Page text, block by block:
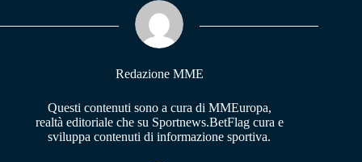
pp m
Redazione MME
Questi contenuti sono a cura di MMEuropa,
realtà editoriale che su Sportnews.BetFlag cura e
sviluppa contenuti di informazione sportiva.